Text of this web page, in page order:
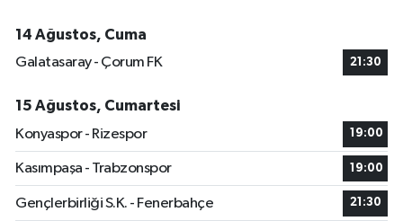
14 Ağustos, Cuma
Galatasaray - Çorum FK
21:30
15 Ağustos, Cumartesi
Konyaspor - Rizespor
19:00
Kasımpaşa - Trabzonspor 19:00
Gençlerbirliği S.K. - Fenerbahçe 21:30